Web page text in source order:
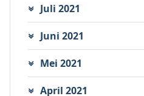
Juli 2021
Juni 2021
Mei 2021
April 2021